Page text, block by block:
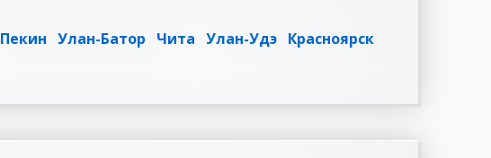
Пекин Улан-Батор Чита Улан-Удэ Красноярск